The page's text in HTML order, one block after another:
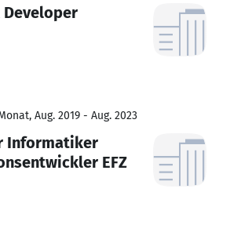
Developer
Aug. 2019 - Aug. 2023
Informatiker
EFZ